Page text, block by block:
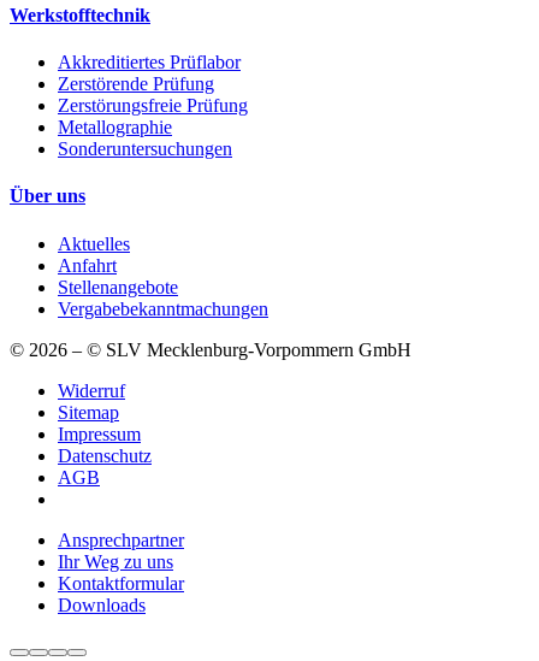
Werkstofftechnik
Akkreditiertes Prüflabor
Zerstörende Prüfung
Zerstörungsfreie Prüfung
Metallographie
Sonderuntersuchungen
Über uns
Aktuelles
Anfahrt
Stellenangebote
Vergabebekanntmachungen
© 2026 – © SLV Mecklenburg-Vorpommern GmbH
Widerruf
Sitemap
Impressum
Datenschutz
AGB
Ansprechpartner
Ihr Weg zu uns
Kontaktformular
Downloads